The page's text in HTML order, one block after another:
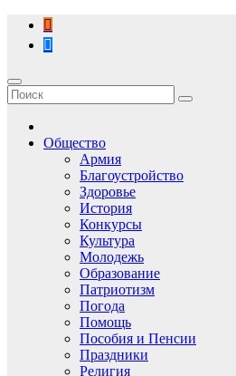
Перейти
содержимому
Общество
Армия
Благоустройство
Здоровье
История
Конкурсы
Культура
Молодежь
Образование
Патриотизм
Погода
Помощь
Пособия и Пенсии
Праздники
Религия